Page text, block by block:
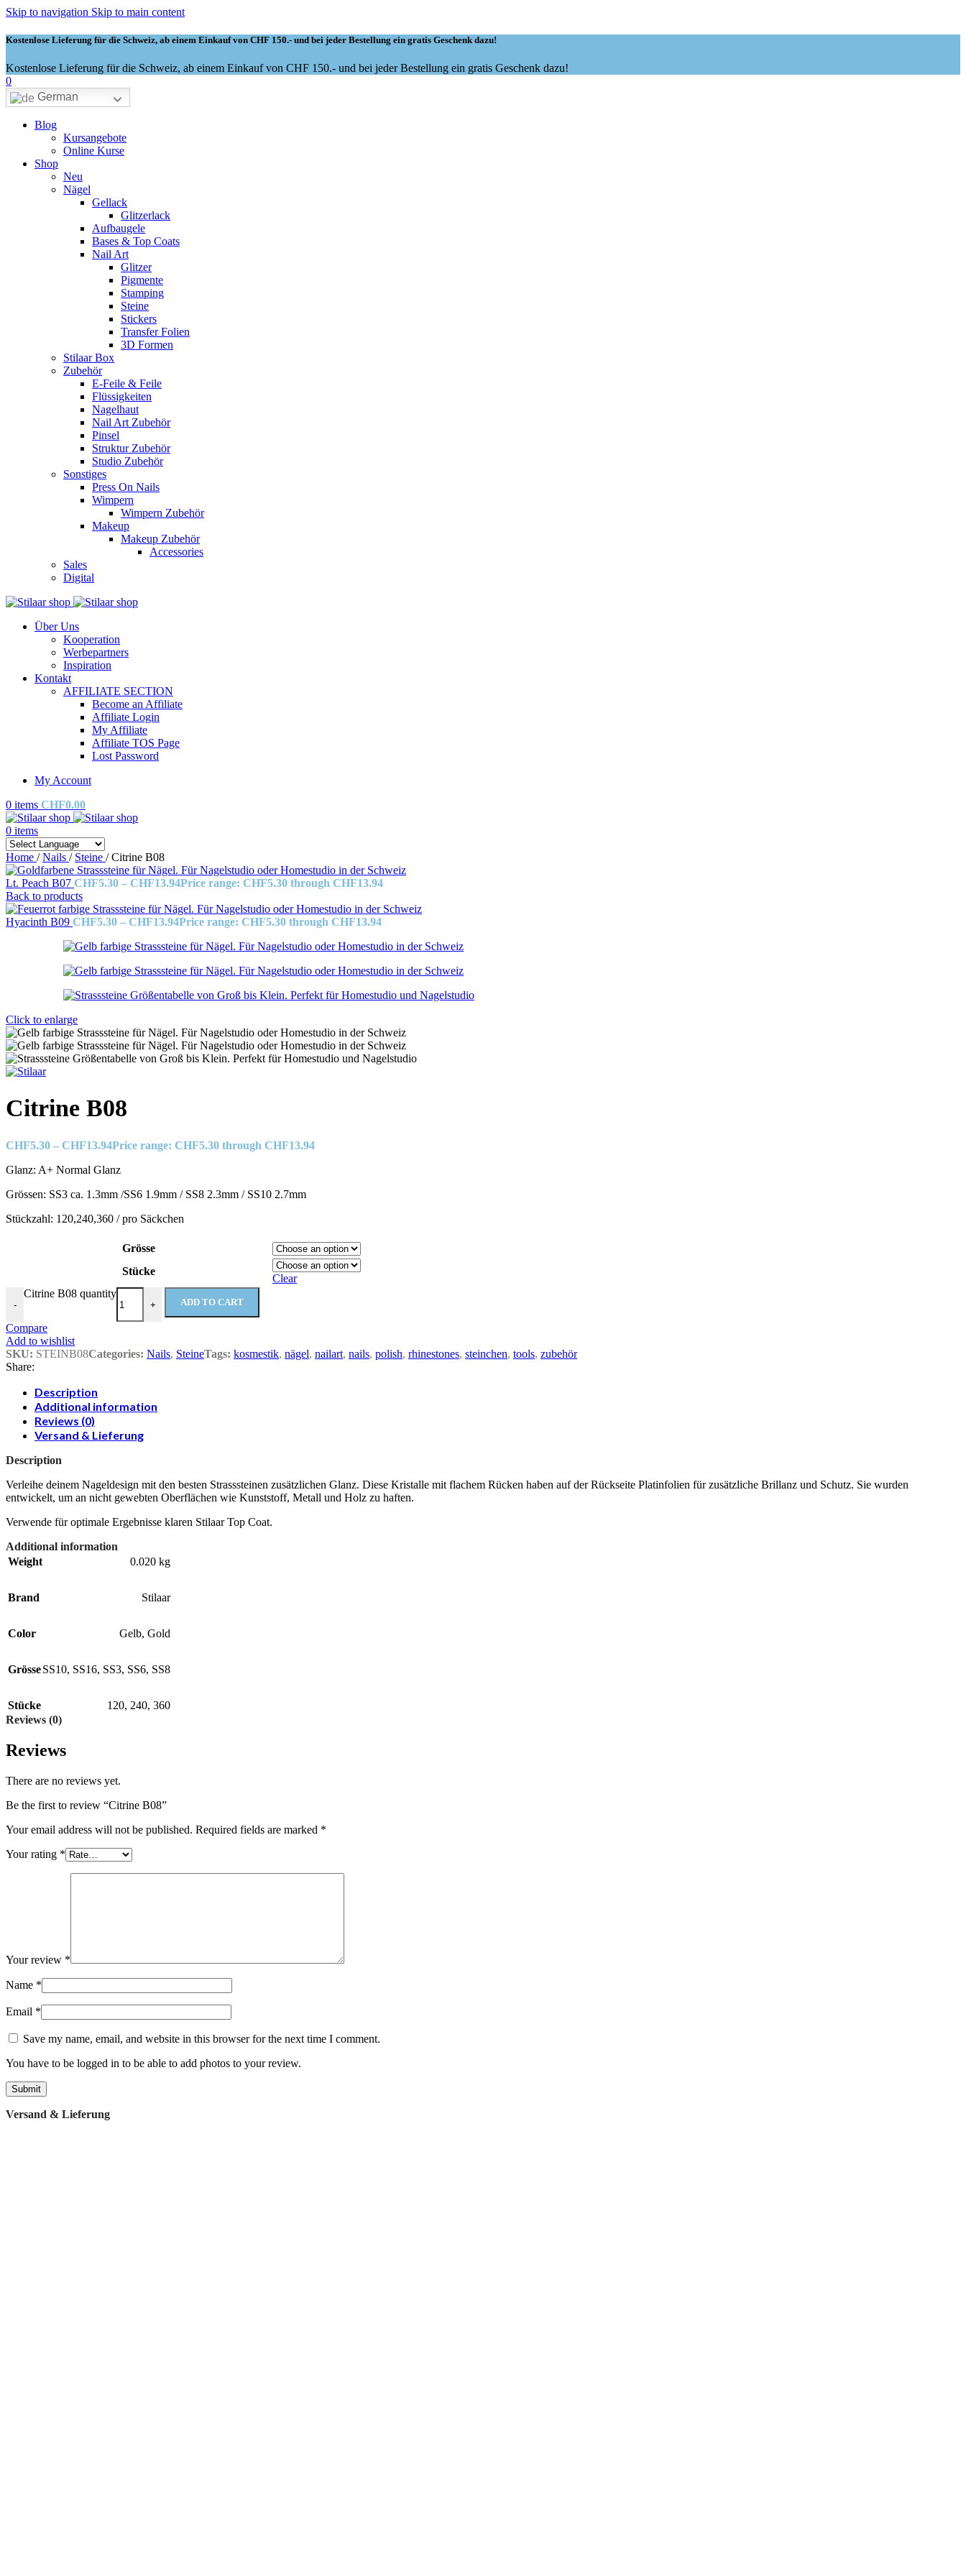
Skip to navigation Skip to main content
Kostenlose Lieferung für die Schweiz, ab einem Einkauf von CHF 150.- und bei jeder Bestellung ein gratis Geschenk dazu!
Kostenlose Lieferung für die Schweiz, ab einem Einkauf von CHF 150.- und bei jeder Bestellung ein gratis Geschenk dazu!
0
German
Blog
Kursangebote
Online Kurse
Shop
Neu
Nägel
Gellack
Glitzerlack
Aufbaugele
Bases & Top Coats
Nail Art
Glitzer
Pigmente
Stamping
Steine
Stickers
Transfer Folien
3D Formen
Stilaar Box
Zubehör
E-Feile & Feile
Flüssigkeiten
Nagelhaut
Nail Art Zubehör
Pinsel
Struktur Zubehör
Studio Zubehör
Sonstiges
Press On Nails
Wimpern
Wimpern Zubehör
Makeup
Makeup Zubehör
Accessories
Sales
Digital
Über Uns
Kooperation
Werbepartners
Inspiration
Kontakt
AFFILIATE SECTION
Become an Affiliate
Affiliate Login
My Affiliate
Affiliate TOS Page
Lost Password
My Account
0 items CHF0.00
0 items
Home / Nails / Steine / Citrine B08
Lt. Peach B07 CHF5.30 – CHF13.94Price range: CHF5.30 through CHF13.94
Back to products
Hyacinth B09 CHF5.30 – CHF13.94Price range: CHF5.30 through CHF13.94
Click to enlarge
Citrine B08
CHF5.30 – CHF13.94Price range: CHF5.30 through CHF13.94
Glanz: A+ Normal Glanz
Grössen: SS3 ca. 1.3mm /SS6 1.9mm / SS8 2.3mm / SS10 2.7mm
Stückzahl: 120,240,360 / pro Säckchen
Grösse
Stücke
Clear
-
Citrine B08 quantity
+ ADD TO CART
Compare
Add to wishlist
SKU: STEINB08Categories: Nails, SteineTags: kosmestik, nägel, nailart, nails, polish, rhinestones, steinchen, tools, zubehör
Share:
Description
Additional information
Reviews (0)
Versand & Lieferung
Description
Verleihe deinem Nageldesign mit den besten Strasssteinen zusätzlichen Glanz. Diese Kristalle mit flachem Rücken haben auf der Rückseite Platinfolien für zusätzliche Brillanz und Schutz. Sie wurden
entwickelt, um an nicht gewebten Oberflächen wie Kunststoff, Metall und Holz zu haften.
Verwende für optimale Ergebnisse klaren Stilaar Top Coat.
Additional information
Weight
0.020 kg
Brand Stilaar
Color Gelb, Gold
GrösseSS10, SS16, SS3, SS6, SS8
Stücke 120, 240, 360
Reviews (0)
Reviews
There are no reviews yet.
Be the first to review “Citrine B08”
Your email address will not be published. Required fields are marked *
Your rating *
Your review *
Name *
Email *
Save my name, email, and website in this browser for the next time I comment.
You have to be logged in to be able to add photos to your review.
Versand & Lieferung